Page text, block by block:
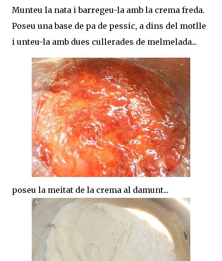
Munteu la nata i barregeu-la amb la crema freda.
Poseu una base de pa de pessic, a dins del motlle
i unteu-la amb dues cullerades de melmelada...
poseu la meitat de la crema al damunt...